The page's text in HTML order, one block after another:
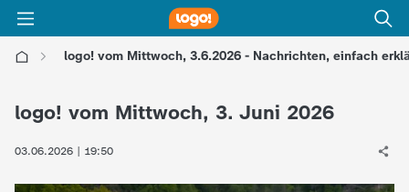
logo! vom Mittwoch, 3.6.2026 - Nachrichten, einfach
o
g
logo! vom Mittwoch, 3. Juni 2026
03.06.2026 | 19:50